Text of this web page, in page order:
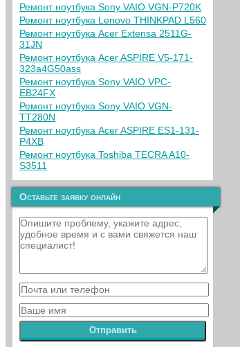
Ремонт ноутбука Sony VAIO VGN-P720K
Ремонт ноутбука Lenovo THINKPAD L560
Ремонт ноутбука Acer Extensa 2511G-
31JN
Ремонт ноутбука Acer ASPIRE V5-171-
323a4G50ass
Ремонт ноутбука Sony VAIO VPC-
EB24FX
Ремонт ноутбука Sony VAIO VGN-
TT280N
Ремонт ноутбука Acer ASPIRE ES1-131-
P4XB
Ремонт ноутбука Toshiba TECRA A10-
S3511
Оставьте заявку онлайн
Отправить